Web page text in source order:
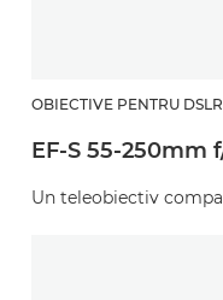
OBIECTIVE PENTRU DSLR
EF-S 55-250mm
Un teleobiectiv